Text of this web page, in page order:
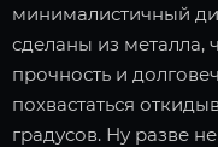
минималистичный
сделаны из металла,
прочность и
похвастаться
градусов. Ну разве